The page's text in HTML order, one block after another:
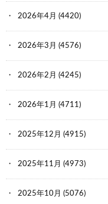
2026年4月 (4420)
2026年3月 (4576)
2026年2月 (4245)
2026年1月 (4711)
2025年12月 (4915)
2025年11月 (4973)
2025年10月 (5076)